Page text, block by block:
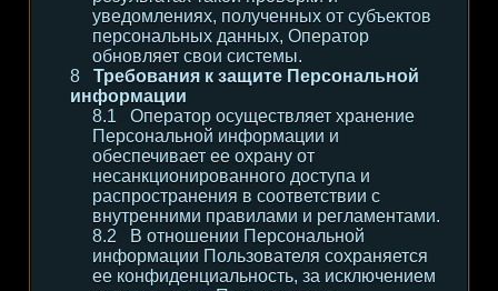
уведомлениях, полученных от субъектов
персональных данных, Оператор
обновляет свои системы.
Требования к защите Персональной
информации
Оператор осуществляет хранение
Персональной информации и
обеспечивает ее охрану от
несанкционированного доступа и
распространения в соответствии с
внутренними правилами и регламентами.
В отношении Персональной
информации Пользователя сохраняется
ее конфиденциальность, за исключением